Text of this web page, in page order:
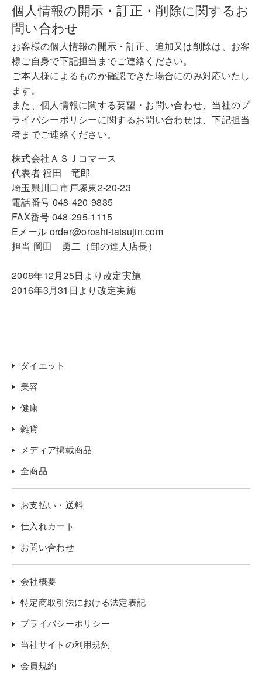
個人情報の開示・訂正・削除に関するお
問い合わせ
お客様の個人情報の開示・訂正、追加又は削除は、お客
様ご自身で下記担当までご連絡ください。
ご本人様によるものか確認できた場合にのみ対応いたし
ます。
また、個人情報に関する要望・お問い合わせ、当社のプ
ライバシーポリシーに関するお問い合わせは、下記担当
者までご連絡ください。
株式会社ＡＳＪコマース
代表者 福田 竜郎
埼玉県川口市戸塚東2-20-23
電話番号 048-420-9835
FAX番号 048-295-1115
Eメール order@oroshi-tatsujin.com
担当 岡田 勇二（卸の達人店長）
2008年12月25日より改定実施
2016年3月31日より改定実施
ダイエット
美容
健康
雑貨
メディア掲載商品
全商品
お支払い・送料
仕入れカート
お問い合わせ
会社概要
特定商取引法における法定表記
プライバシーポリシー
当社サイトの利用規約
会員規約